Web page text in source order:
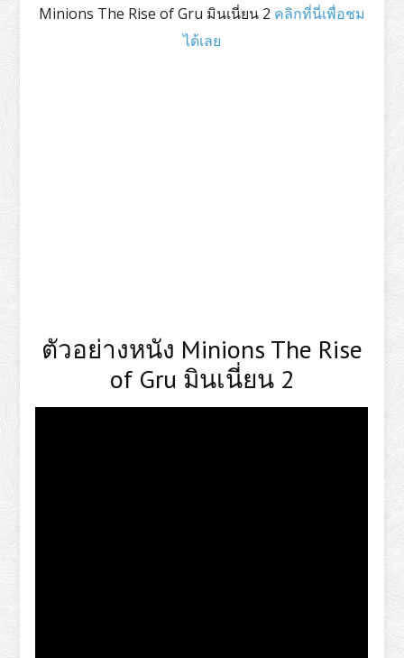
Minions The Rise of Gru มินเนี่ยน 2 คลิกที่นี่เพื่อชม
ได้เลย
ตัวอย่างหนัง Minions The Rise
of Gru มินเนี่ยน 2